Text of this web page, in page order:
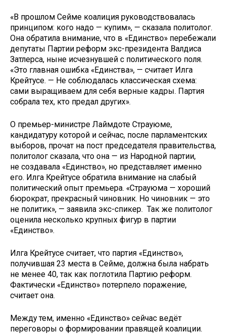
«В прошлом Сейме коалиция руководствовалась
принципом: кого надо — купим», — сказала политолог.
Она обратила внимание, что в «Единство» перебежали
депутаты Партии реформ экс-президента Валдиса
Затлерса, ныне исчезнувшей с политического поля.
«Это главная ошибка «Единства», — считает Илга
Крейтусе. — Не соблюдалась классическая схема:
сами выращиваем для себя верные кадры. Партия
собрала тех, кто предал других».
О премьер-министре Лаймдоте Страуюме,
кандидатуру которой и сейчас, после парламентских
выборов, прочат на пост председателя правительства,
политолог сказала, что она — из Народной партии,
не создавала «Единство», но представляет именно
его. Илга Крейтусе обратила внимание на слабый
политический опыт премьера. «Страуюма — хороший
бюрократ, прекрасный чиновник. Но чиновник — это
не политик», — заявила экс-спикер. Так же политолог
оценила несколько крупных фигур в партии
«Единство».
Илга Крейтусе считает, что партия «Единство»,
получившая 23 места в Сейме, должна была набрать
не менее 40, так как поглотила Партию реформ.
Фактически «Единство» потерпело поражение,
считает она.
Между тем, именно «Единство» сейчас ведёт
переговоры о формировании правящей коалиции.